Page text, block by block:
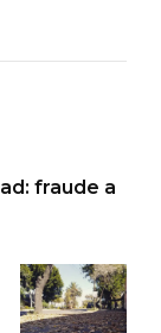
fraude a